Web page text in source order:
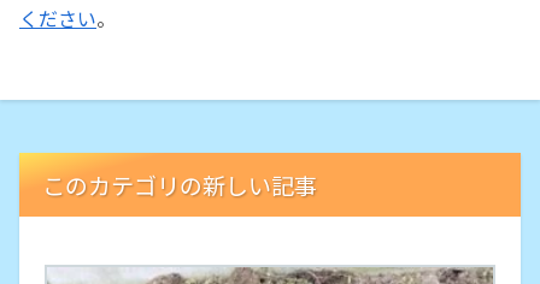
ください。
このカテゴリの新しい記事